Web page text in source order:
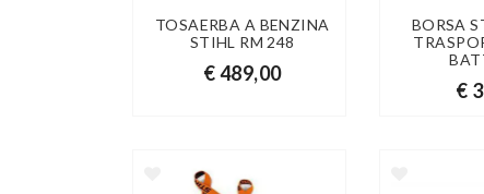
TOSAERBA A BENZINA
STIHL RM 248
€ 489,00
BORSA
€